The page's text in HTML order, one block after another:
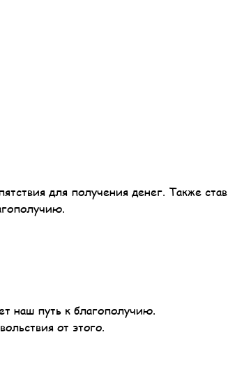
для получения денег. Также став
наш путь к благополучию.
от этого.